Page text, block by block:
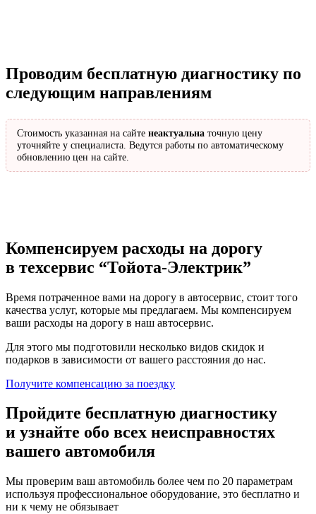
Проводим бесплатную диагностику по
следующим направлениям
Стоимость указанная на сайте неактуальна точную цену
уточняйте у специалиста. Ведутся работы по автоматическому
обновлению цен на сайте.
Компенсируем расходы на дорогу
в техсервис “Тойота-Электрик”
Время потраченное вами на дорогу в автосервис, стоит того
качества услуг, которые мы предлагаем. Мы компенсируем
ваши расходы на дорогу в наш автосервис.
Для этого мы подготовили несколько видов скидок и
подарков в зависимости от вашего расстояния до нас.
Получите компенсацию за поездку
Пройдите бесплатную диагностику
и узнайте обо всех неисправностях
вашего автомобиля
Мы проверим ваш автомобиль более чем по 20 параметрам
используя профессиональное оборудование, это бесплатно и
ни к чему не обязывает